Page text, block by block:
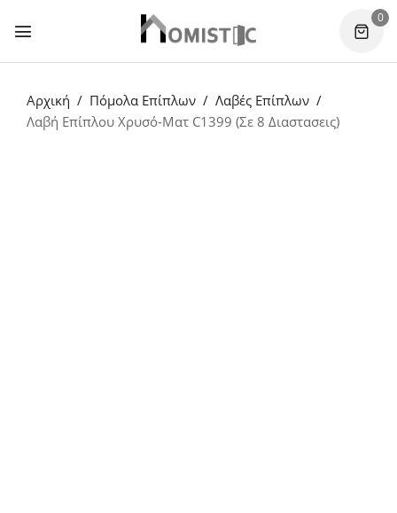
0
Αρχική Πόμολα Επίπλων
Λαβές Επίπλων
Λαβή Επίπλου Χρυσό-Ματ C1399 (Σε 8 Διαστασεις)